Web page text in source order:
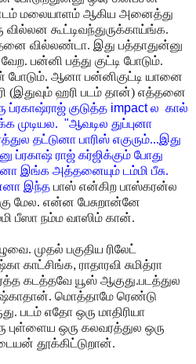
மலையாளம் ஆகிய அனைத்து
கூட்டிவந்துருக்காய்ங்க.
வில்லண்டா. இது பத்தாதுன்னு
பன்னி பத்து குட்டி போடும்.
போடும். ஆனா பன்னிகுட்டி யானை
(இதுவும் ஹரி படம் தான்) எத்தனை
ப்ரகாஷ்ராஜ் குடுத்த impactல கால்
முடியல. "ஆவடில துப்புனா
தட்டுனா பாரிஸ் எகுரும்...இது
ராஜ் கர்ஜிக்கும் போது
இங்க அத்தனையும் டம்மி பீசு.
இந்த பாஸ் என்கிற பாஸ்கரன்ல
மேல. என்ன பேசுறான்னே
பீஸா நம்ம வாஸிம் கான்.
முதல் பகுதிய ரிலேட்
காட்சிங்க, ராதாரவி சுமித்ரா
கடத்தவே யூஸ் ஆகுது.படத்துல
மொத்தாமே ரெண்டு
படம் எதோ ஒரு மாதிரியா
புள்ளைய ஒரு கலவரத்துல ஒரு
தூக்கிட்டுறான்.